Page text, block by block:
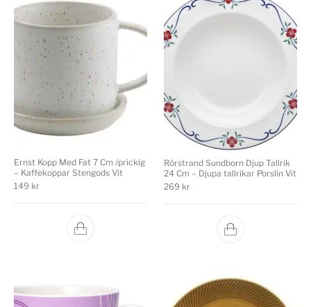
Ernst Kopp Med Fat 7 Cm /prickig
– Kaffekoppar Stengods Vit
149 kr
Rörstrand Sundborn Djup Tallrik
24 Cm – Djupa tallrikar Porslin Vit
269 kr